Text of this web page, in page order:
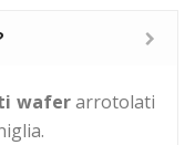
waferarrotolati